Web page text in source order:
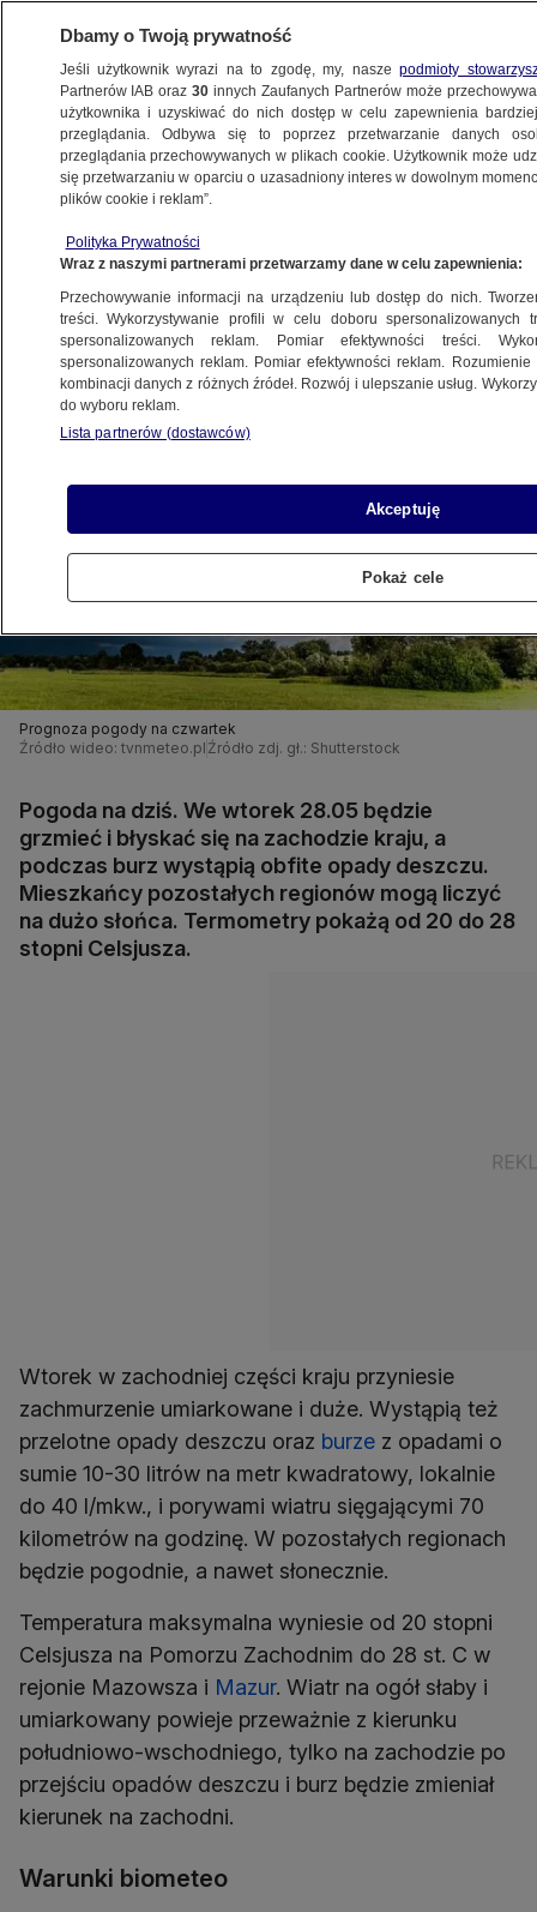
METEO
PROGNOZA
w kilku regionach, nawet 28 stopni
28.05.2024, 02:00
Udostępnij
Prognoza pogody na czwartek
Źródło wideo: tvnmeteo.pl Źródło zdj. gł.: Shutterstock
Pogoda na dziś. We wtorek 28.05 będzie
grzmieć i błyskać się na zachodzie kraju, a
podczas burz wystąpią obfite opady deszczu.
Mieszkańcy pozostałych regionów mogą liczyć
na dużo słońca. Termometry pokażą od 20 do 28
stopni Celsjusza.
Wtorek w zachodniej części kraju przyniesie
zachmurzenie umiarkowane i duże. Wystąpią też
przelotne opady deszczu oraz burze z opadami o
sumie 10-30 litrów na metr kwadratowy, lokalnie
do 40 l/mkw., i porywami wiatru sięgającymi 70
kilometrów na godzinę. W pozostałych regionach
będzie pogodnie, a nawet słonecznie.
Temperatura maksymalna wyniesie od 20 stopni
Celsjusza na Pomorzu Zachodnim do 28 st. C w
rejonie Mazowsza i Mazur. Wiatr na ogół słaby i
umiarkowany powieje przeważnie z kierunku
południowo-wschodniego, tylko na zachodzie po
przejściu opadów deszczu i burz będzie zmieniał
kierunek na zachodni.
Warunki biometeo
Dbamy o Twoją prywatność
Jeśli użytkownik wyrazi na to zgodę, my, naszepodmioty
Partnerów IAB oraz30 innych Zaufanych Partnerów może
użytkownika i uzyskiwać do nich dostęp w celu zapewnienia
przeglądania. Odbywa się to poprzez przetwarzanie danych
przeglądania przechowywanych w plikach cookie. Użytkownik może
się przetwarzaniu w oparciu o uzasadniony interes w dowolnym
plików cookie i reklam”.
Polityka Prywatności
Wraz z naszymi partnerami przetwarzamy dane w celu zapewnienia:
Przechowywanie informacji na urządzeniu lub dostęp do nich.
treści. Wykorzystywanie profili w celu doboru spersonalizowanych
spersonalizowanych reklam. Pomiar efektywności treści.
spersonalizowanych reklam. Pomiar efektywności reklam.
kombinacji danych z różnych źródeł. Rozwój i ulepszanie usług.
do wyboru reklam.
Lista partnerów (dostawców)
Akceptuję
Pokaż cele